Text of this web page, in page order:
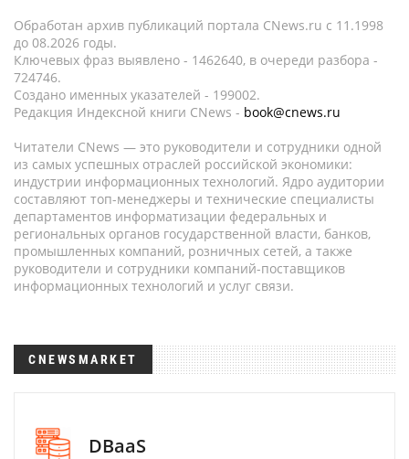
Обработан архив публикаций портала CNews.ru c 11.1998
до 08.2026 годы.
Ключевых фраз выявлено - 1462640, в очереди разбора -
724746.
Создано именных указателей - 199002.
Редакция Индексной книги CNews - book@cnews.ru
Читатели CNews — это руководители и сотрудники одной
из самых успешных отраслей российской экономики:
индустрии информационных технологий. Ядро аудитории
составляют топ-менеджеры и технические специалисты
департаментов информатизации федеральных и
региональных органов государственной власти, банков,
промышленных компаний, розничных сетей, а также
руководители и сотрудники компаний-поставщиков
информационных технологий и услуг связи.
CNEWSMARKET
DBaaS